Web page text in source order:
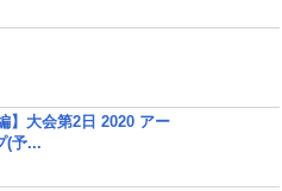
】大会第2日 2020 アー
(予...